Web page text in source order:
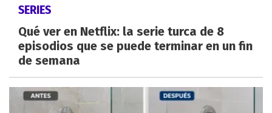
SERIES
Qué ver en Netflix: la serie turca de 8
episodios que se puede terminar en un fin
de semana